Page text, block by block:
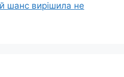
шанс вирішила не